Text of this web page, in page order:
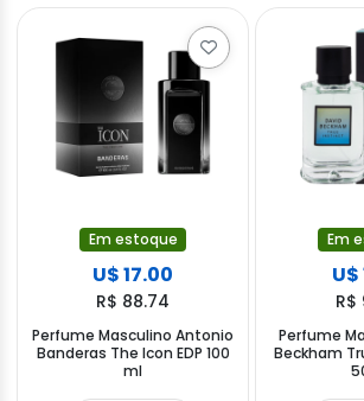
Em estoque
U$ 17.00
R$ 88.74
Perfume Masculino Antonio
Banderas The Icon EDP 100
ml
Em
U$
R$
Perfume
Beckham